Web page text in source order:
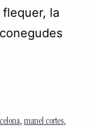
flequer, la
, manel cortes,